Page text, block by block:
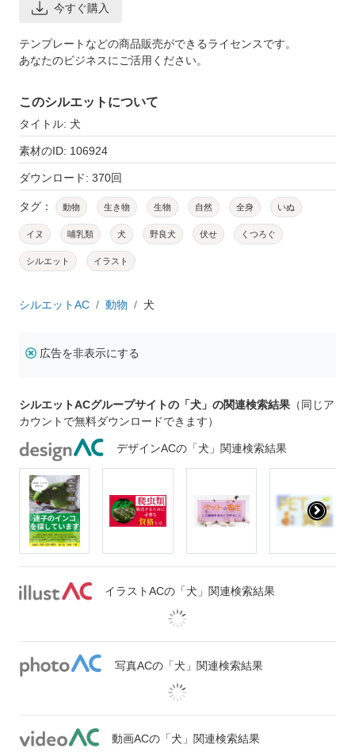
今すぐ購入
テンプレートなどの商品販売ができるライセンスです。
あなたのビジネスにご活用ください。
このシルエットについて
タイトル: 犬
素材のID: 106924
ダウンロード: 370回
タグ： 動物 生き物 生物 自然 全身 いぬ
イヌ 哺乳類 犬 野良犬 伏せ くつろぐ
シルエット イラスト
シルエットAC 動物 犬
広告を非表示にする
シルエットACグループサイトの「犬」の関連検索結果 （同じア
カウントで無料ダウンロードできます）
デザインACの「犬」関連検索結果
イラストACの「犬」関連検索結果
写真ACの「犬」関連検索結果
動画ACの「犬」関連検索結果